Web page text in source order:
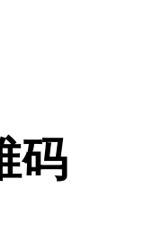
码